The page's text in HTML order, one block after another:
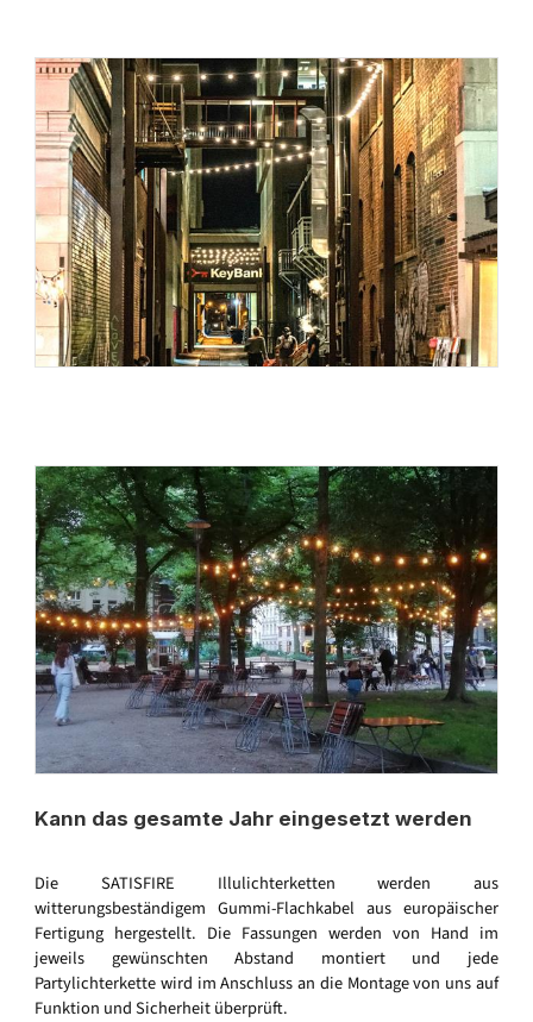
Kann das gesamte Jahr eingesetzt werden
Die SATISFIRE Illulichterketten werden aus
witterungsbeständigem Gummi-Flachkabel aus europäischer
Fertigung hergestellt. Die Fassungen werden von Hand im
jeweils gewünschten Abstand montiert und jede
Partylichterkette wird im Anschluss an die Montage von uns auf
Funktion und Sicherheit überprüft.